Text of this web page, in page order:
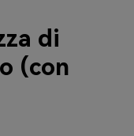
di
(con